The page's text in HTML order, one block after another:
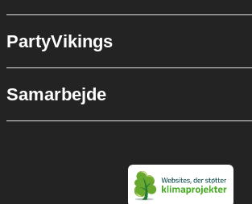
PartyVikings
Samarbejde